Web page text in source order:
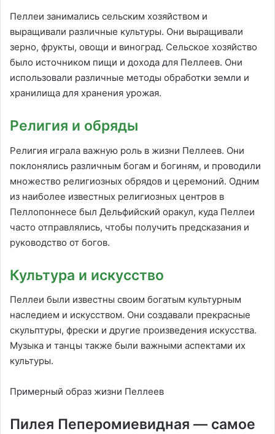
Пеллеи занимались сельским хозяйством и
выращивали различные культуры. Они выращивали
зерно, фрукты, овощи и виноград. Сельское хозяйство
было источником пищи и дохода для Пеллеев. Они
использовали различные методы обработки земли и
хранилища для хранения урожая.
Религия и обряды
Религия играла важную роль в жизни Пеллеев. Они
поклонялись различным богам и богиням, и проводили
множество религиозных обрядов и церемоний. Одним
из наиболее известных религиозных центров в
Пеллопоннесе был Дельфийский оракул, куда Пеллеи
часто отправлялись, чтобы получить предсказания и
руководство от богов.
Культура и искусство
Пеллеи были известны своим богатым культурным
наследием и искусством. Они создавали прекрасные
скульптуры, фрески и другие произведения искусства.
Музыка и танцы также были важными аспектами их
культуры.
Примерный образ жизни Пеллеев
Пилея Пеперомиевидная — самое